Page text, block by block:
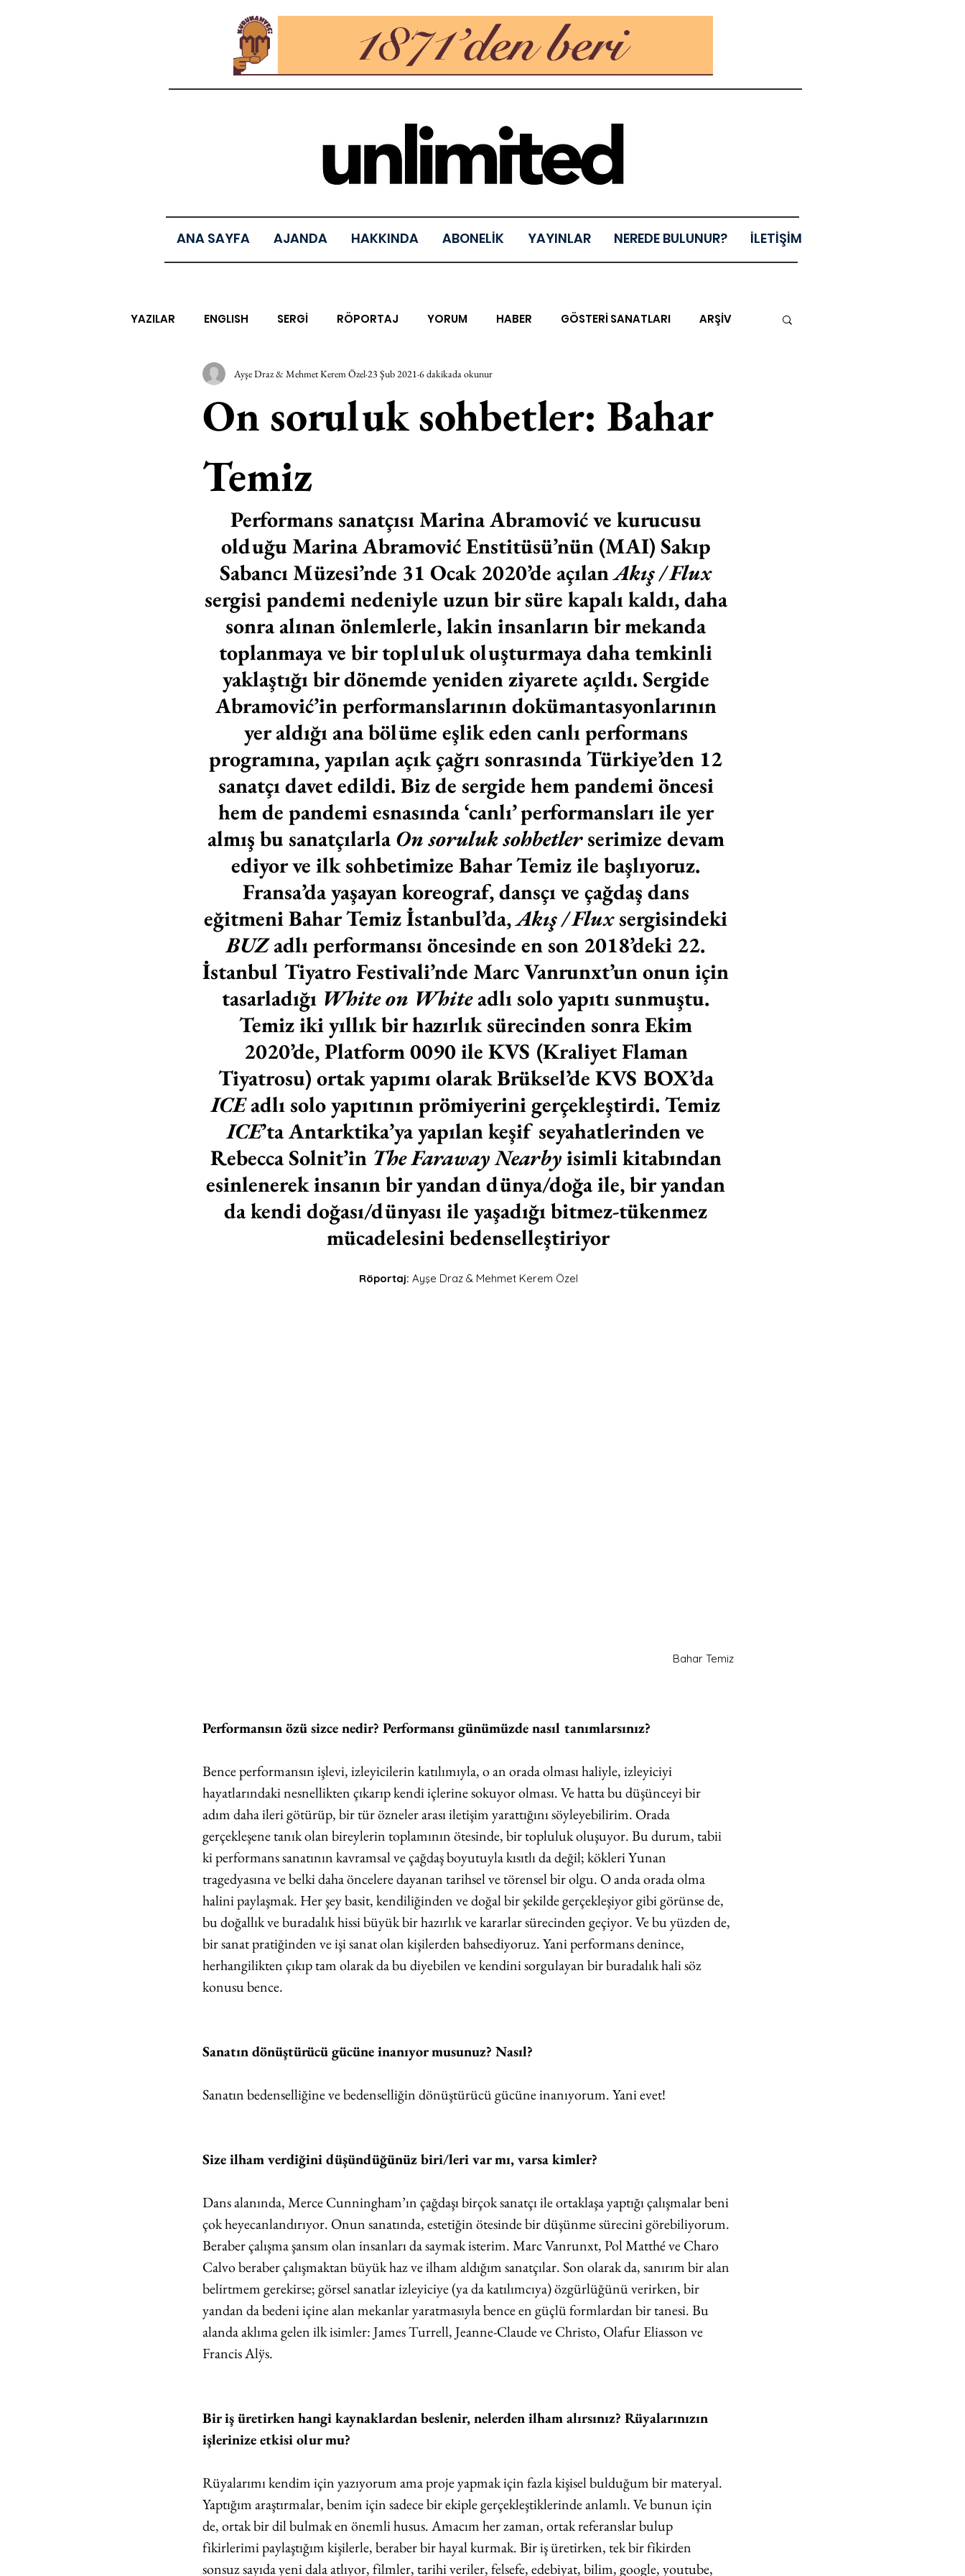
ANA SAYFA AJANDA HAKKINDA ABONELİK YAYINLAR NEREDE BULUNUR? İLETİŞİM
YAZILAR ENGLISH SERGİ RÖPORTAJ YORUM HABER GÖSTERİ SANATLARI ARŞİV
EDEBİYAT SİNEMA ARAŞTIRMA BİENAL TASARIM
MÜZİK EGZERSİZLER YEL TOZ PORTRELER ON SORULUK SOHBETLER 500K
AK-SAYANLAR #GEÇMİŞTEBUGÜN
AKS-ENDAZ TUHAF AÇI SINIRSIZ ZİYARETLER
On soruluk sohbetler: Bahar
Temiz
Ayşe Draz & Mehmet Kerem Özel 23 Şub 2021 6 dakikada okunur
Performans sanatçısı Marina Abramović ve kurucusu
olduğu Marina Abramović Enstitüsü’nün (MAI) Sakıp
Sabancı Müzesi’nde 31 Ocak 2020’de açılan Akış / Flux
sergisi pandemi nedeniyle uzun bir süre kapalı kaldı, daha
sonra alınan önlemlerle, lakin insanların bir mekanda
toplanmaya ve bir topluluk oluşturmaya daha temkinli
yaklaştığı bir dönemde yeniden ziyarete açıldı. Sergide
Abramović’in performanslarının dokümantasyonlarının
yer aldığı ana bölüme eşlik eden canlı performans
programına, yapılan açık çağrı sonrasında Türkiye’den 12
sanatçı davet edildi. Biz de sergide hem pandemi öncesi
hem de pandemi esnasında ‘canlı’ performansları ile yer
almış bu sanatçılarla On soruluk sohbetler serimize devam
ediyor ve ilk sohbetimize Bahar Temiz ile başlıyoruz.
Fransa’da yaşayan koreograf, dansçı ve çağdaş dans
eğitmeni Bahar Temiz İstanbul’da, Akış / Flux sergisindeki
BUZ adlı performansı öncesinde en son 2018’deki 22.
İstanbul Tiyatro Festivali’nde Marc Vanrunxt’un onun için
tasarladığı White on White adlı solo yapıtı sunmuştu.
Temiz iki yıllık bir hazırlık sürecinden sonra Ekim
2020’de, Platform 0090 ile KVS (Kraliyet Flaman
Tiyatrosu) ortak yapımı olarak Brüksel’de KVS BOX’da
ICE adlı solo yapıtının prömiyerini gerçekleştirdi. Temiz
ICE’ta Antarktika’ya yapılan keşif seyahatlerinden ve
Rebecca Solnit’in The Faraway Nearby isimli kitabından
esinlenerek insanın bir yandan dünya/doğa ile, bir yandan
da kendi doğası/dünyası ile yaşadığı bitmez-tükenmez
mücadelesini bedenselleştiriyor
Röportaj: Ayşe Draz & Mehmet Kerem Özel
Bahar Temiz
Performansın özü sizce nedir? Performansı günümüzde nasıl tanımlarsınız?
Bence performansın işlevi, izleyicilerin katılımıyla, o an orada olması haliyle, izleyiciyi
hayatlarındaki nesnellikten çıkarıp kendi içlerine sokuyor olması. Ve hatta bu düşünceyi bir
adım daha ileri götürüp, bir tür özneler arası iletişim yarattığını söyleyebilirim. Orada
gerçekleşene tanık olan bireylerin toplamının ötesinde, bir topluluk oluşuyor. Bu durum, tabii
ki performans sanatının kavramsal ve çağdaş boyutuyla kısıtlı da değil; kökleri Yunan
tragedyasına ve belki daha öncelere dayanan tarihsel ve törensel bir olgu. O anda orada olma
halini paylaşmak. Her şey basit, kendiliğinden ve doğal bir şekilde gerçekleşiyor gibi görünse de,
bu doğallık ve buradalık hissi büyük bir hazırlık ve kararlar sürecinden geçiyor. Ve bu yüzden de,
bir sanat pratiğinden ve işi sanat olan kişilerden bahsediyoruz. Yani performans denince,
herhangilikten çıkıp tam olarak da bu diyebilen ve kendini sorgulayan bir buradalık hali söz
konusu bence.
Sanatın dönüştürücü gücüne inanıyor musunuz? Nasıl?
Sanatın bedenselliğine ve bedenselliğin dönüştürücü gücüne inanıyorum. Yani evet!
Size ilham verdiğini düşündüğünüz biri/leri var mı, varsa kimler?
Dans alanında, Merce Cunningham’ın çağdaşı birçok sanatçı ile ortaklaşa yaptığı çalışmalar beni
çok heyecanlandırıyor. Onun sanatında, estetiğin ötesinde bir düşünme sürecini görebiliyorum.
Beraber çalışma şansım olan insanları da saymak isterim. Marc Vanrunxt, Pol Matthé ve Charo
Calvo beraber çalışmaktan büyük haz ve ilham aldığım sanatçılar. Son olarak da, sanırım bir alan
belirtmem gerekirse; görsel sanatlar izleyiciye (ya da katılımcıya) özgürlüğünü verirken, bir
yandan da bedeni içine alan mekanlar yaratmasıyla bence en güçlü formlardan bir tanesi. Bu
alanda aklıma gelen ilk isimler: James Turrell, Jeanne-Claude ve Christo, Olafur Eliasson ve
Francis Alÿs.
Bir iş üretirken hangi kaynaklardan beslenir, nelerden ilham alırsınız? Rüyalarınızın
işlerinize etkisi olur mu?
Rüyalarımı kendim için yazıyorum ama proje yapmak için fazla kişisel bulduğum bir materyal.
Yaptığım araştırmalar, benim için sadece bir ekiple gerçekleştiklerinde anlamlı. Ve bunun için
de, ortak bir dil bulmak en önemli husus. Amacım her zaman, ortak referanslar bulup
fikirlerimi paylaştığım kişilerle, beraber bir hayal kurmak. Bir iş üretirken, tek bir fikirden
sonsuz sayıda yeni dala atlıyor, filmler, tarihi veriler, felsefe, edebiyat, bilim, google, youtube,